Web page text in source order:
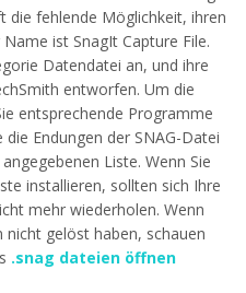
die fehlende Möglichkeit, ihren
ist SnagIt Capture File.
Datendatei an, und ihre
entworfen. Um die
entsprechende Programme
Endungen der SNAG-Datei
Liste. Wenn Sie
installieren, sollten sich Ihre
mehr wiederholen. Wenn
gelöst haben, schauen
.snag dateien öffnen